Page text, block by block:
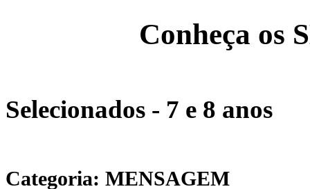
Conheça os
Selecionados - 7 e 8 anos
Categoria: MENSAGEM